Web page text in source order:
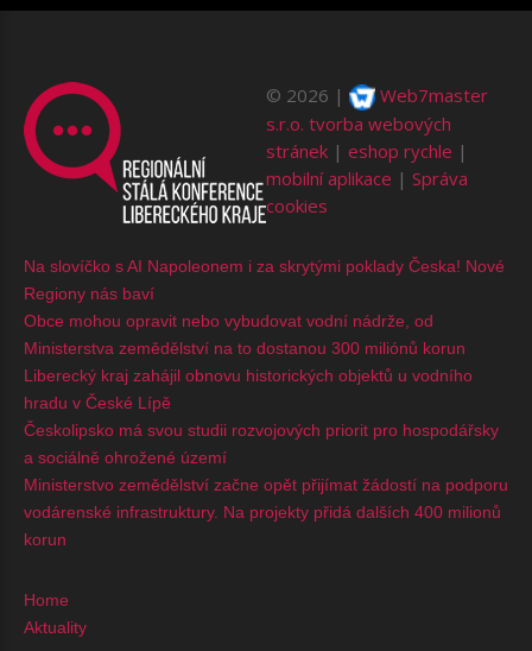
© 2026
Web7master
s.r.o. tvorba webových
stránek | eshop rychle |
mobilní aplikace | Správa
cookies
Na slovíčko s AI Napoleonem i za skrytými poklady Česka! Nové
Regiony nás baví
Obce mohou opravit nebo vybudovat vodní nádrže, od
Ministerstva zemědělství na to dostanou 300 miliónů korun
Liberecký kraj zahájil obnovu historických objektů u vodního
hradu v České Lípě
Českolipsko má svou studii rozvojových priorit pro hospodářsky
a sociálně ohrožené území
Ministerstvo zemědělství začne opět přijímat žádostí na podporu
vodárenské infrastruktury. Na projekty přidá dalších 400 milionů
korun
Home
Aktuality